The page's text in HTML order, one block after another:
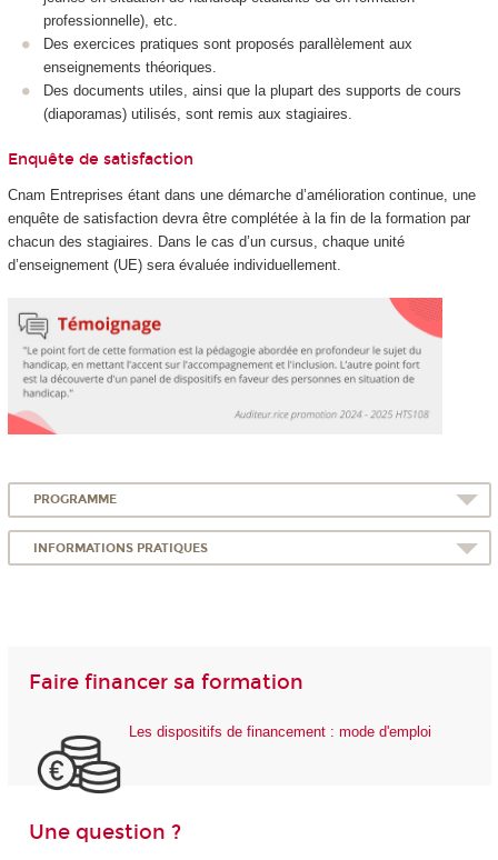
professionnelle), etc.
Des exercices pratiques sont proposés parallèlement aux
enseignements théoriques.
Des documents utiles, ainsi que la plupart des supports de cours
(diaporamas) utilisés, sont remis aux stagiaires.
Enquête de satisfaction
Cnam Entreprises étant dans une démarche d’amélioration continue, une
enquête de satisfaction devra être complétée à la fin de la formation par
chacun des stagiaires. Dans le cas d’un cursus, chaque unité
d’enseignement (UE) sera évaluée individuellement.
PROGRAMME
INFORMATIONS PRATIQUES
Faire financer sa formation
Les dispositifs de financement : mode d'emploi
Une question ?